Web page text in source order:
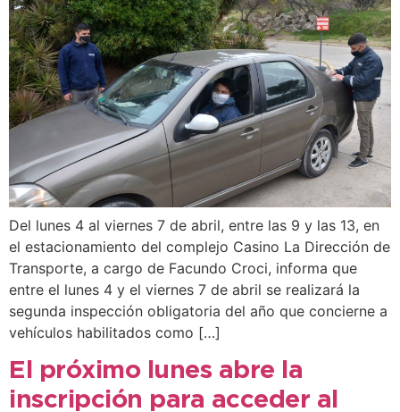
Del lunes 4 al viernes 7 de abril, entre las 9 y las 13, en
el estacionamiento del complejo Casino La Dirección de
Transporte, a cargo de Facundo Croci, informa que
entre el lunes 4 y el viernes 7 de abril se realizará la
segunda inspección obligatoria del año que concierne a
vehículos habilitados como […]
El próximo lunes abre la
inscripción para acceder al